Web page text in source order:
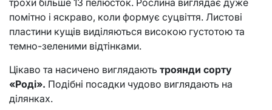
трохи більше 13 пелюсток. Рослина виглядає дуже
помітно і яскраво, коли формує суцвіття. Листові
пластини кущів виділяються високою густотою та
темно-зеленими відтінками.
Цікаво та насичено виглядають троянди сорту
«Роді». Подібні посадки чудово виглядають на
ділянках.